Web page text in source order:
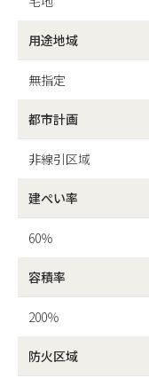
用途地域
無指定
都市計画
非線引区域
建ぺい率
60％
容積率
200％
防火区域